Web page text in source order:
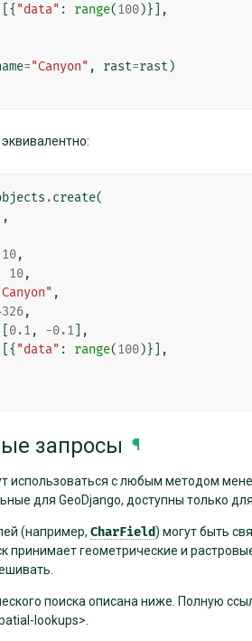
[{ "data" : range(100)}],
="Canyon" , rast=rast )
.create(
,
10,
10,
,
,
0.1, -0.1 ],
[{ "data" : range(100)}],
запросы ¶
использоваться с любым методом
для GeoDjango, доступны только
(например, CharField) могут быть
принимает геометрические и
поиска описана ниже. Полную
lookups>.